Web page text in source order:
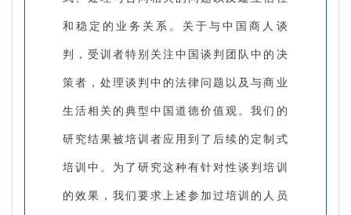
和稳定的业务关系。关于与中国商人谈
判，受训者特别关注中国谈判团队中的决
策者，处理谈判中的法律问题以及与商业
生活相关的典型中国道德价值观。我们的
研究结果被培训者应用到了后续的定制式
培训中。为了研究这种有针对性谈判培训
的效果，我们要求上述参加过培训的人员